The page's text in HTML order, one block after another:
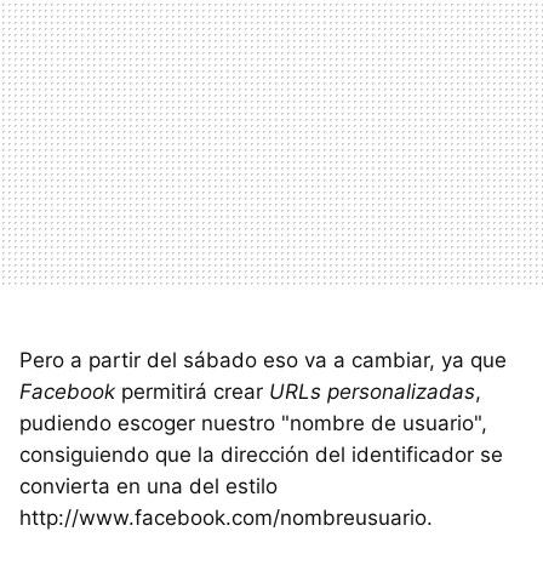
Pero a partir del sábado eso va a cambiar, ya que
Facebook permitirá crear URLs personalizadas,
pudiendo escoger nuestro "nombre de usuario",
consiguiendo que la dirección del identificador se
convierta en una del estilo
http://www.facebook.com/nombreusuario.